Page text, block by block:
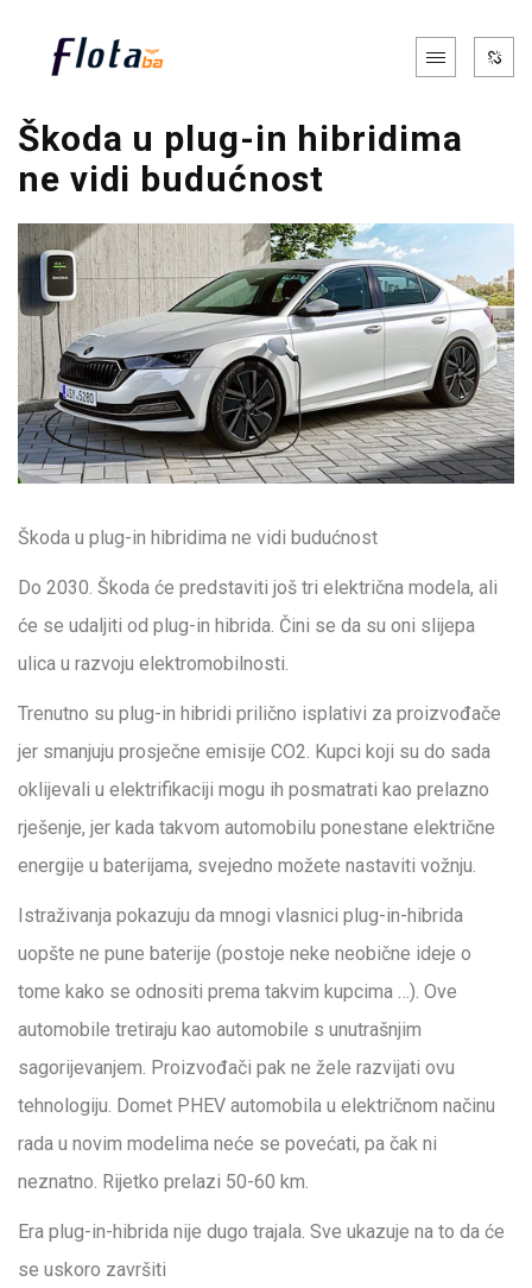
Škoda u plug-in hibridima
ne vidi budućnost
Škoda u plug-in hibridima ne vidi budućnost
Do 2030. Škoda će predstaviti još tri električna modela, ali
će se udaljiti od plug-in hibrida. Čini se da su oni slijepa
ulica u razvoju elektromobilnosti.
Trenutno su plug-in hibridi prilično isplativi za proizvođače
jer smanjuju prosječne emisije CO2. Kupci koji su do sada
oklijevali u elektrifikaciji mogu ih posmatrati kao prelazno
rješenje, jer kada takvom automobilu ponestane električne
energije u baterijama, svejedno možete nastaviti vožnju.
Istraživanja pokazuju da mnogi vlasnici plug-in-hibrida
uopšte ne pune baterije (postoje neke neobične ideje o
tome kako se odnositi prema takvim kupcima …). Ove
automobile tretiraju kao automobile s unutrašnjim
sagorijevanjem. Proizvođači pak ne žele razvijati ovu
tehnologiju. Domet PHEV automobila u električnom načinu
rada u novim modelima neće se povećati, pa čak ni
neznatno. Rijetko prelazi 50-60 km.
Era plug-in-hibrida nije dugo trajala. Sve ukazuje na to da će
se uskoro završiti